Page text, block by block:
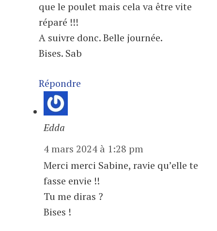
que le poulet mais cela va être vite
réparé !!!
A suivre donc. Belle journée.
Bises. Sab
Répondre
Edda
4 mars 2024 à 1:28 pm
Merci merci Sabine, ravie qu’elle te
fasse envie !!
Tu me diras ?
Bises !